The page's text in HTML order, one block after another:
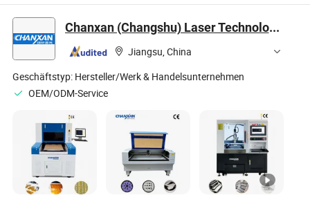
Automatische
Edelstahl
Metallblech Platten
Schneidemaschine
Hydraulische
Guillotine
Schermaschine
Guillotine
Schermaschine
QC11y
Hydraulische
Metall
Chanxan (Changshu) Laser Technology Co., Ltd.
Jiangsu, China
Geschäftstyp: Hersteller/Werk & Handelsunternehmen
OEM/ODM-Service